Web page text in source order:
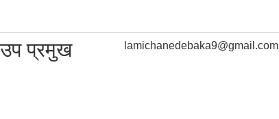
प्रमुख lamichanedebaka9@gmail.com